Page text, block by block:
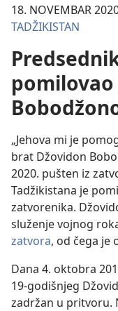
18. NOVEMBAR
TADŽIKISTAN
„Jehova mi je
brat Džovidon
2020. pušten iz
Tadžikistana je
zatvorenika.
služenje vojnog
zatvora, od čega je
Dana 4. oktobra
19-godišnjeg
zadržan u pritvoru.